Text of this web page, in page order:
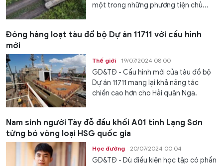
một trong những phương tiện chủ...
Đóng hàng loạt tàu đổ bộ Dự án 11711 với cấu hình
mới
Thế giới 19/07/2024 08:00
GD&TĐ - Cấu hình mới của tàu đổ bộ
Dự án 11711 mang lại khả năng tác
chiến cao hơn cho Hải quân Nga.
Nam sinh người Tày đỗ đầu khối A01 tỉnh Lạng Sơn
từng bỏ vòng loại HSG quốc gia
Học đường 20/07/2024 00:04
GD&TĐ - Dù điều kiện học tập có phần